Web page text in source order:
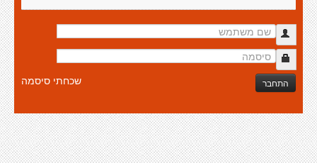
התחבר שכחתי סיסמה